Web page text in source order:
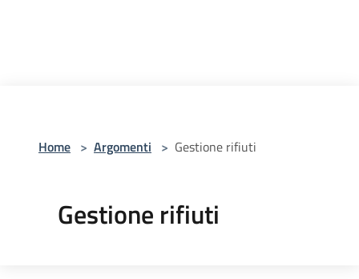
Home > Argomenti > Gestione rifiuti
Gestione rifiuti